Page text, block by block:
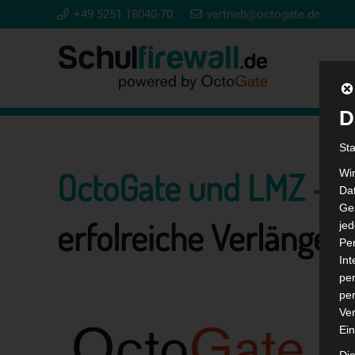
+49 5251 18040-70 vertrieb@octogate.de
OctoGate und LMZ –
erfolreiche